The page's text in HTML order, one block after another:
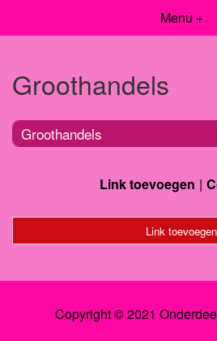
Menu +
Groothandels
Groothandels
Link toevoegen
Link toevoegen
Copyright © 2021